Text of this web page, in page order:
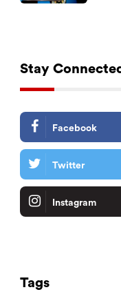
Stay
Facebook
Twitter
Instagram
Tags